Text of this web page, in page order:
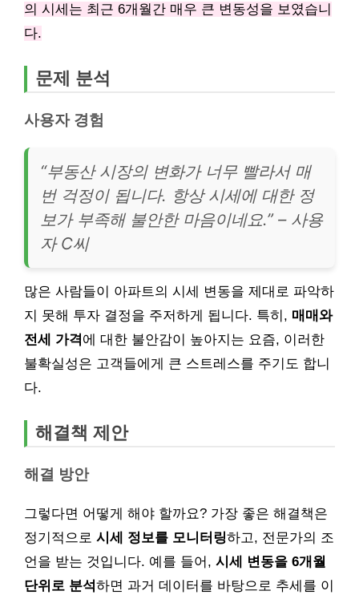
의 시세는 최근 6개월간 매우 큰 변동성을 보였습니
다.
문제 분석
사용자 경험
“부동산 시장의 변화가 너무 빨라서 매
번 걱정이 됩니다. 항상 시세에 대한 정
보가 부족해 불안한 마음이네요.” – 사용
자 C씨
많은 사람들이 아파트의 시세 변동을 제대로 파악하
지 못해 투자 결정을 주저하게 됩니다. 특히, 매매와
전세 가격에 대한 불안감이 높아지는 요즘, 이러한
불확실성은 고객들에게 큰 스트레스를 주기도 합니
다.
해결책 제안
해결 방안
그렇다면 어떻게 해야 할까요? 가장 좋은 해결책은
정기적으로 시세 정보를 모니터링하고, 전문가의 조
언을 받는 것입니다. 예를 들어, 시세 변동을 6개월
단위로 분석하면 과거 데이터를 바탕으로 추세를 이